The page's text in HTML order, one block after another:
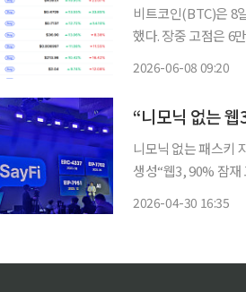
비트코인(BTC)은 8
했다. 장중 고점은 6
2026-06-08 09:20
“니모닉 없는
니모닉 없는 패스키
생성“웹3, 90% 잠재 고객 위한 금융 돼야”
2026-04-30 16:35